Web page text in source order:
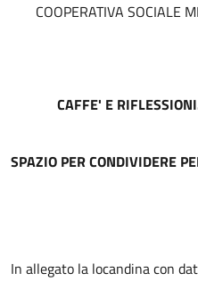
COOPERATIVA SOCIALE
CAFFE' E
SPAZIO PER CONDIVIDERE
In allegato la locandina con